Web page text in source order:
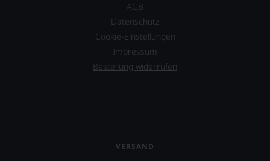
AGB
Datenschutz
Cookie-Einstellungen
Impressum
Bestellung widerrufen
VERSAND